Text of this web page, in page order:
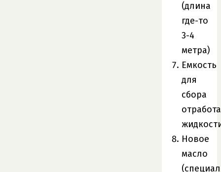
(длина
где-то
3-4
метра)
Емкость
для
сбора
Новое
масло